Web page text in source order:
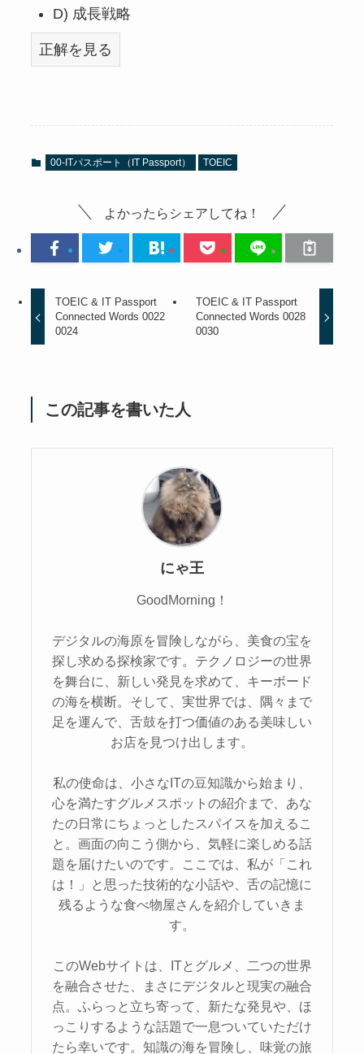
D) 成長戦略
正解を見る
00-ITパスポート（IT Passport） TOEIC
よかったらシェアしてね！
TOEIC & IT Passport
Connected Words 0022
0024
TOEIC & IT Passport
Connected Words 0028
0030
この記事を書いた人
にゃ王
GoodMorning！
デジタルの海原を冒険しながら、美食の宝を
探し求める探検家です。テクノロジーの世界
を舞台に、新しい発見を求めて、キーボード
の海を横断。そして、実世界では、隅々まで
足を運んで、舌鼓を打つ価値のある美味しい
お店を見つけ出します。
私の使命は、小さなITの豆知識から始まり、
心を満たすグルメスポットの紹介まで、あな
たの日常にちょっとしたスパイスを加えるこ
と。画面の向こう側から、気軽に楽しめる話
題を届けたいのです。ここでは、私が「これ
は！」と思った技術的な小話や、舌の記憶に
残るような食べ物屋さんを紹介していきま
す。
このWebサイトは、ITとグルメ、二つの世界
を融合させた、まさにデジタルと現実の融合
点。ふらっと立ち寄って、新たな発見や、ほ
っこりするような話題で一息ついていただけ
たら幸いです。知識の海を冒険し、味覚の旅